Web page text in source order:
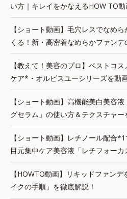
い方｜キレイをかなえるHOW TO
【ショート動画】毛穴レスでなめ
くる！新・高密着なめらかファン
【教えて！美容のプロ】ベストコ
ケア*・オルビスユーシリーズを動
【ショート動画】高機能美白美容
グセラム」の使い方＆テクスチャー
【ショート動画】レチノール配合
目元集中ケア美容液「レチフォーカ
【HOWTO動画】リキッドファン
イクの手順」を徹底解説！